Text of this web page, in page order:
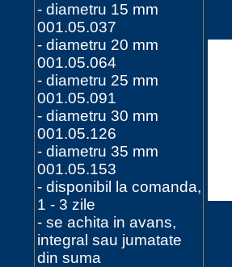
- diametru 15 mm
001.05.037
- diametru 20 mm
001.05.064
- diametru 25 mm
001.05.091
- diametru 30 mm
001.05.126
- diametru 35 mm
001.05.153
- disponibil la comanda,
1 - 3 zile
- se achita in avans,
integral sau jumatate
din suma